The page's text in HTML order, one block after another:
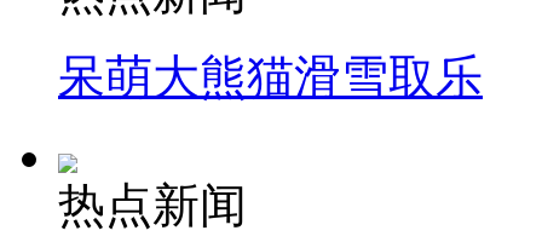
呆萌大熊猫滑雪取乐
热点新闻